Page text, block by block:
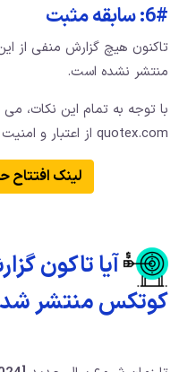
6#: سابقه مثبت
تاکنون هیچ گزارش منفی از
منتشر نشده است.
با توجه به تمام این نکات،
quotex.com از اعتبار و امنیت بالایی برخوردار است.
لینک افتتاح
آیا تاکون
کوتکس منتشر